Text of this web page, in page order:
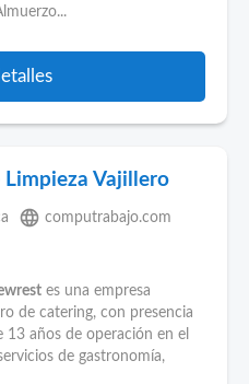
Vajillero
language computrabajo.com
es una empresa
de catering, con presencia
13 años de operación en el
de gastronomía,